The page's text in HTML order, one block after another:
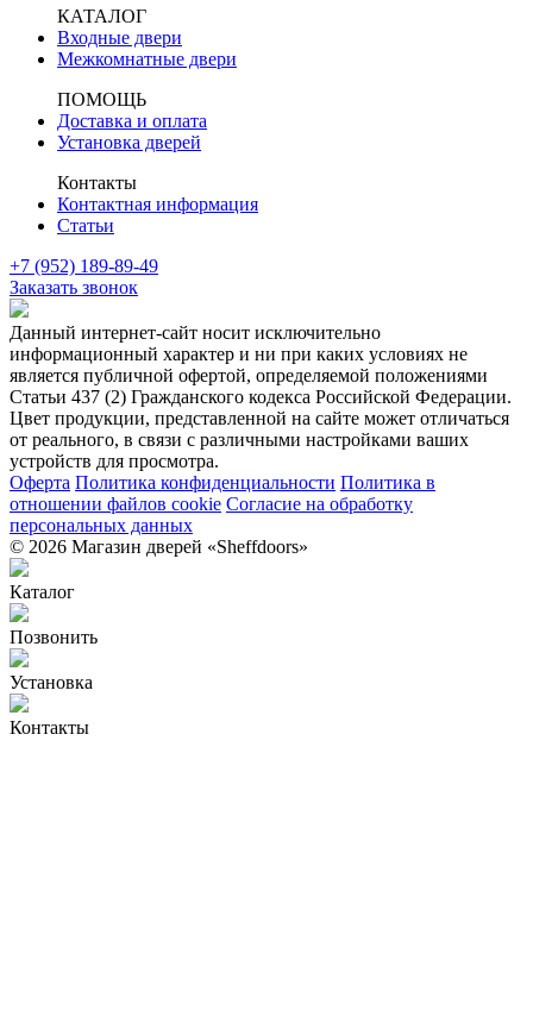
КАТАЛОГ
Входные двери
Межкомнатные двери
ПОМОЩЬ
Доставка и оплата
Установка дверей
Контакты
Контактная информация
Статьи
+7 (952) 189-89-49
Заказать звонок
Данный интернет-сайт носит исключительно
информационный характер и ни при каких условиях не
является публичной офертой, определяемой положениями
Статьи 437 (2) Гражданского кодекса Российской Федерации.
Цвет продукции, представленной на сайте может отличаться
от реального, в связи с различными настройками ваших
устройств для просмотра.
Оферта Политика конфиденциальности Политика в
отношении файлов cookie Согласие на обработку
персональных данных
© 2026 Магазин дверей «Sheffdoors»
Каталог
Позвонить
Установка
Контакты